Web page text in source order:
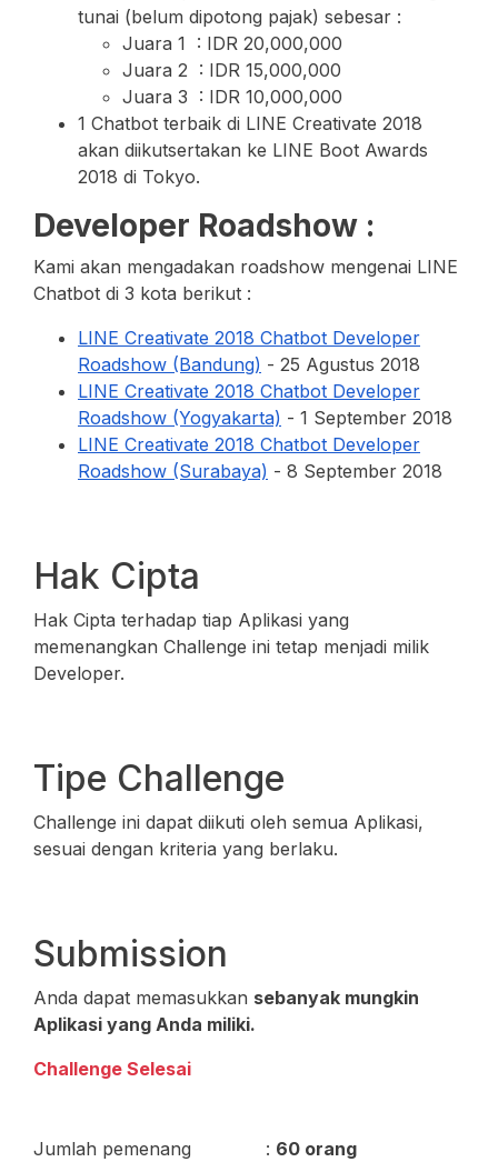
tunai (belum dipotong pajak) sebesar :
Juara 1 : IDR 20,000,000
Juara 2 : IDR 15,000,000
Juara 3 : IDR 10,000,000
1 Chatbot terbaik di LINE Creativate 2018
akan diikutsertakan ke LINE Boot Awards
2018 di Tokyo.
Developer Roadshow :
Kami akan mengadakan roadshow mengenai LINE
Chatbot di 3 kota berikut :
LINE Creativate 2018 Chatbot Developer
Roadshow (Bandung) - 25 Agustus 2018
LINE Creativate 2018 Chatbot Developer
Roadshow (Yogyakarta) - 1 September 2018
LINE Creativate 2018 Chatbot Developer
Roadshow (Surabaya) - 8 September 2018
Hak Cipta
Hak Cipta terhadap tiap Aplikasi yang
memenangkan Challenge ini tetap menjadi milik
Developer.
Tipe Challenge
Challenge ini dapat diikuti oleh semua Aplikasi,
sesuai dengan kriteria yang berlaku.
Submission
Anda dapat memasukkan sebanyak mungkin
Aplikasi yang Anda miliki.
Challenge Selesai
Jumlah pemenang : 60 orang